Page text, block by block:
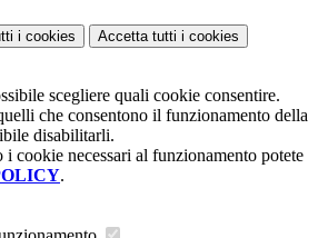
i cookies Accetta tutti i cookies
scegliere quali cookie consentire.
che consentono il funzionamento della
disabilitarli.
i cookie necessari al funzionamento potete
.